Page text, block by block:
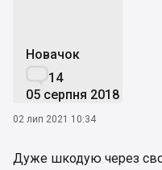
Новачок
14
05 серпня 2018
02 лип 2021 10:34
Дуже шкодую через